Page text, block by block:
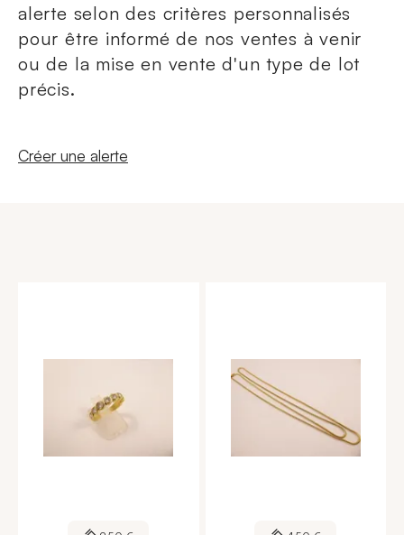
alerte selon des critères personnalisés
pour être informé de nos ventes à venir
ou de la mise en vente d'un type de lot
précis.
Nouvelle fenêtre
Créer une alerte